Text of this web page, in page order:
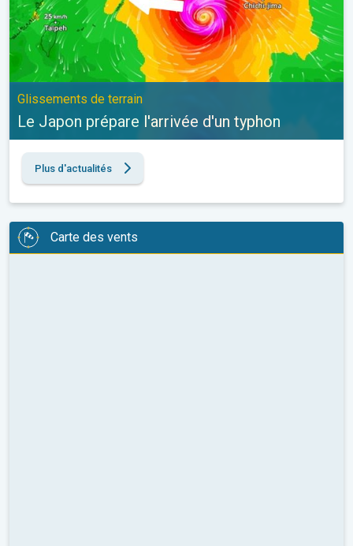
Glissements de terrain
Le Japon prépare l'arrivée d'un typhon
Plus d'actualités
Carte des vents